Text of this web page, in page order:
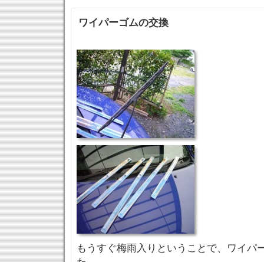
ワイパーゴムの交換
もうすぐ梅雨入りということで、ワイパ